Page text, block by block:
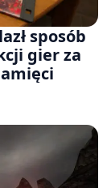
sposób
gier za